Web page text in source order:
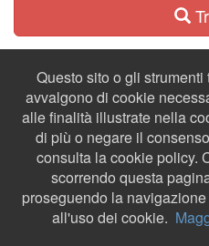
Questo sito o gli
avvalgono di cookie
alle finalità illustrate nella
di più o negare il
consulta la cookie policy.
scorrendo questa
proseguendo la
all'uso dei cookie.